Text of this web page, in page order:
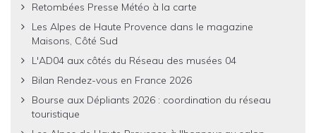
Retombées Presse Météo à la carte
Les Alpes de Haute Provence dans le magazine
Maisons, Côté Sud
L'AD04 aux côtés du Réseau des musées 04
Bilan Rendez-vous en France 2026
Bourse aux Dépliants 2026 : coordination du réseau
touristique